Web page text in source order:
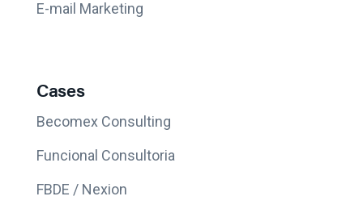
E-mail Marketing
Cases
Becomex Consulting
Funcional Consultoria
FBDE / Nexion